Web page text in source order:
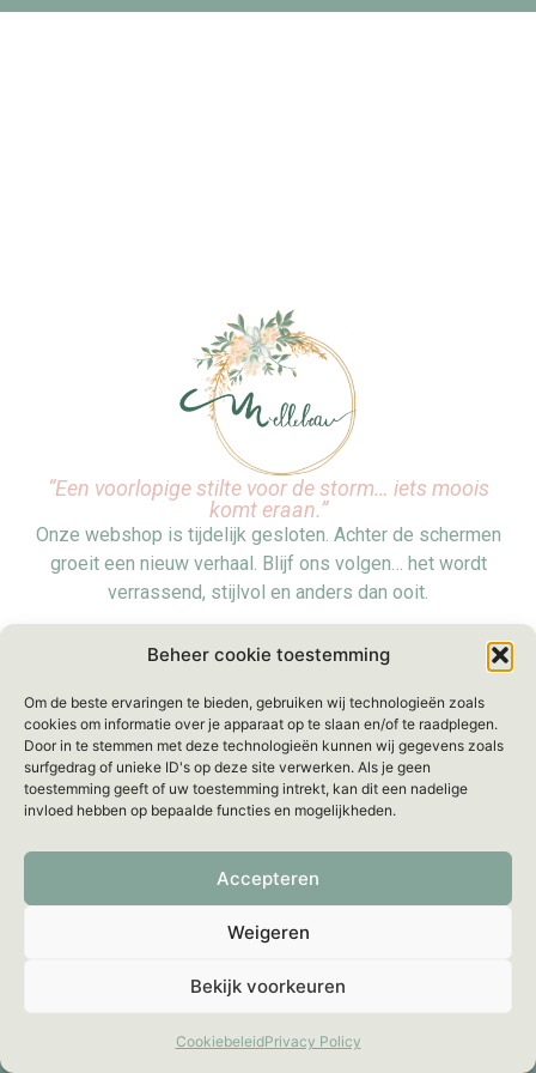
Beheer cookie toestemming
Om de beste ervaringen te bieden, gebruiken wij technologieën zoals
cookies om informatie over je apparaat op te slaan en/of te raadplegen.
Door in te stemmen met deze technologieën kunnen wij gegevens zoals
surfgedrag of unieke ID's op deze site verwerken. Als je geen
toestemming geeft of uw toestemming intrekt, kan dit een nadelige
invloed hebben op bepaalde functies en mogelijkheden.
Accepteren
Weigeren
Bekijk voorkeuren
CookiebeleidPrivacy Policy
“Een voorlopige stilte voor de storm… iets moois
komt eraan.”
Onze webshop is tijdelijk gesloten. Achter de schermen
groeit een nieuw verhaal. Blijf ons volgen… het wordt
verrassend, stijlvol en anders dan ooit.
Voorlopig zijn we even offline, maar we blijven bereikbaar
beantwoorden je bericht binnen48 uur.